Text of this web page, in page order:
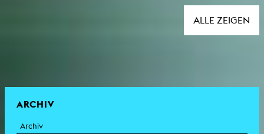
ALLE ZEIGEN
ARCHIV
Archiv